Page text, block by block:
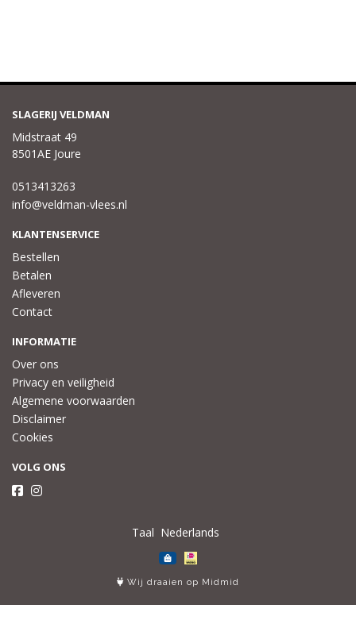
SLAGERIJ VELDMAN
Midstraat 49
8501AE Joure
0513413263
info@veldman-vlees.nl
KLANTENSERVICE
Bestellen
Betalen
Afleveren
Contact
INFORMATIE
Over ons
Privacy en veiligheid
Algemene voorwaarden
Disclaimer
Cookies
VOLG ONS
Taal
Wij draaien op Midmid